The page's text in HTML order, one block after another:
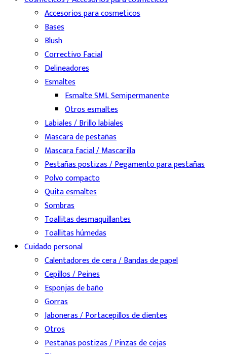
Accesorios para cosmeticos
Bases
Blush
Correctivo Facial
Delineadores
Esmaltes
Esmalte SML Semipermanente
Otros esmaltes
Labiales / Brillo labiales
Mascara de pestañas
Mascara facial / Mascarilla
Pestañas postizas / Pegamento para pestañas
Polvo compacto
Quita esmaltes
Sombras
Toallitas desmaquillantes
Toallitas húmedas
Cuidado personal
Calentadores de cera / Bandas de papel
Cepillos / Peines
Esponjas de baño
Gorras
Jaboneras / Portacepillos de dientes
Otros
Pestañas postizas / Pinzas de cejas